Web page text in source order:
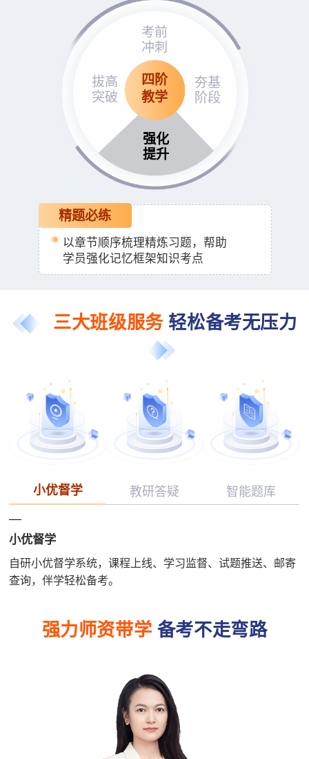
四阶
教学
考前
冲刺
夯基
阶段
强化
提升
拔高
突破
精题必练
以章节顺序梳理精炼习题，帮助
学员强化记忆框架知识考点
三大班级服务轻松备考无压力
小优督学 教研答疑 智能题库
小优督学
自研小优督学系统，课程上线、学习监督、试题推送、邮寄
查询，伴学轻松备考。
强力师资带学 备考不走弯路